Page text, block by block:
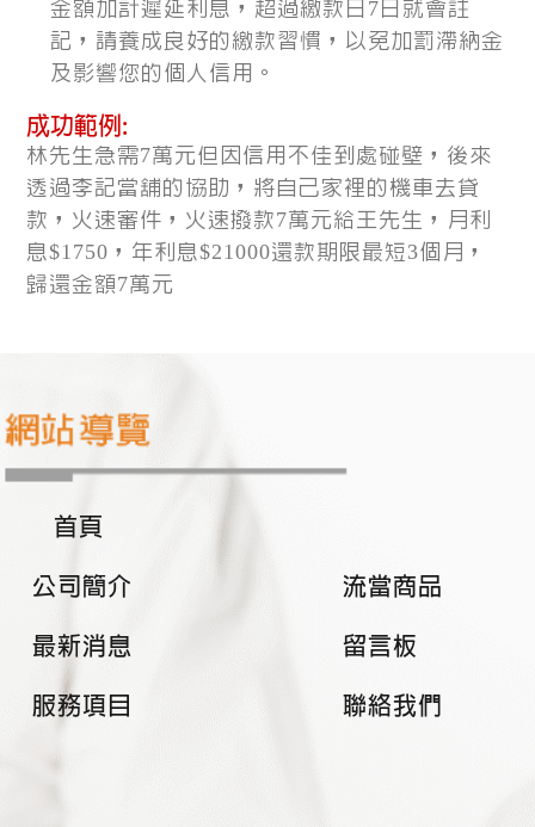
金額加計遲延利息，超過繳款日7日就會註
記，請養成良好的繳款習慣，以免加罰滯納金
及影響您的個人信用。
成功範例:
林先生急需7萬元但因信用不佳到處碰壁，後來
透過李記當舖的協助，將自己家裡的機車去貸
款，火速審件，火速撥款7萬元給王先生，月利
息$1750，年利息$21000還款期限最短3個月，
歸還金額7萬元
首頁
公司簡介 流當商品
最新消息 留言板
服務項目 聯絡我們